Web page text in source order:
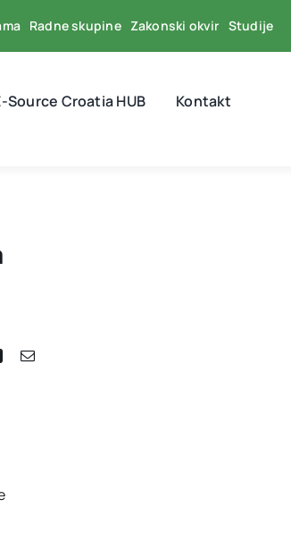
Radne skupine Zakonski okvir Studije
Source Croatia HUB Kontakt